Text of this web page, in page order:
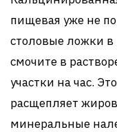
пищевая уже не
столовые ложки в
смочите в
участки на час.
расщепляет
минеральные